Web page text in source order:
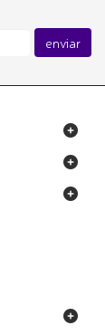
enviar